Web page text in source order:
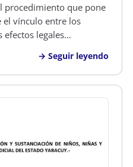
procedimiento que pone
vínculo entre los
efectos legales
marido y mujer. Si se
de u…
Seguir leyendo